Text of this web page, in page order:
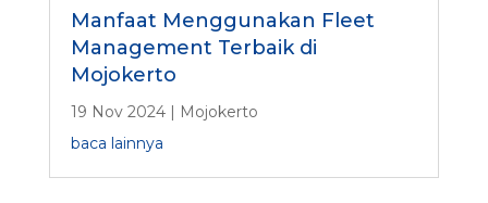
Manfaat Menggunakan Fleet
Management Terbaik di
Mojokerto
19 Nov 2024|
Mojokerto
baca lainnya